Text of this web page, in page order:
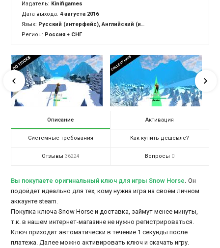
Издатель: Kinifigames
Дата выхода: 4 августа 2016
Язык: Русский (интерфейс), Английский (интерфейс)
Регион: Россия + СНГ
Описание Активация
Системные требования Как купить дешевле?
Отзывы 36224 Вопросы 0
Вы покупаете оригинальный ключ для игры Snow Horse. Он
подойдет идеально для тех, кому нужна игра на своём личном
аккаунте steam.
Покупка ключа Snow Horse и доставка, займут менее минуты,
т.к. в нашем интернет-магазине не нужно регистрироваться.
Ключ приходит автоматически в течение 1 секунды после
платежа. Далее можно активировать ключ и скачать игру.